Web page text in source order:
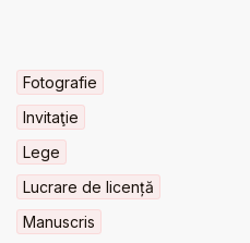
Fotografie
Invitaţie
Lege
Lucrare de licență
Manuscris